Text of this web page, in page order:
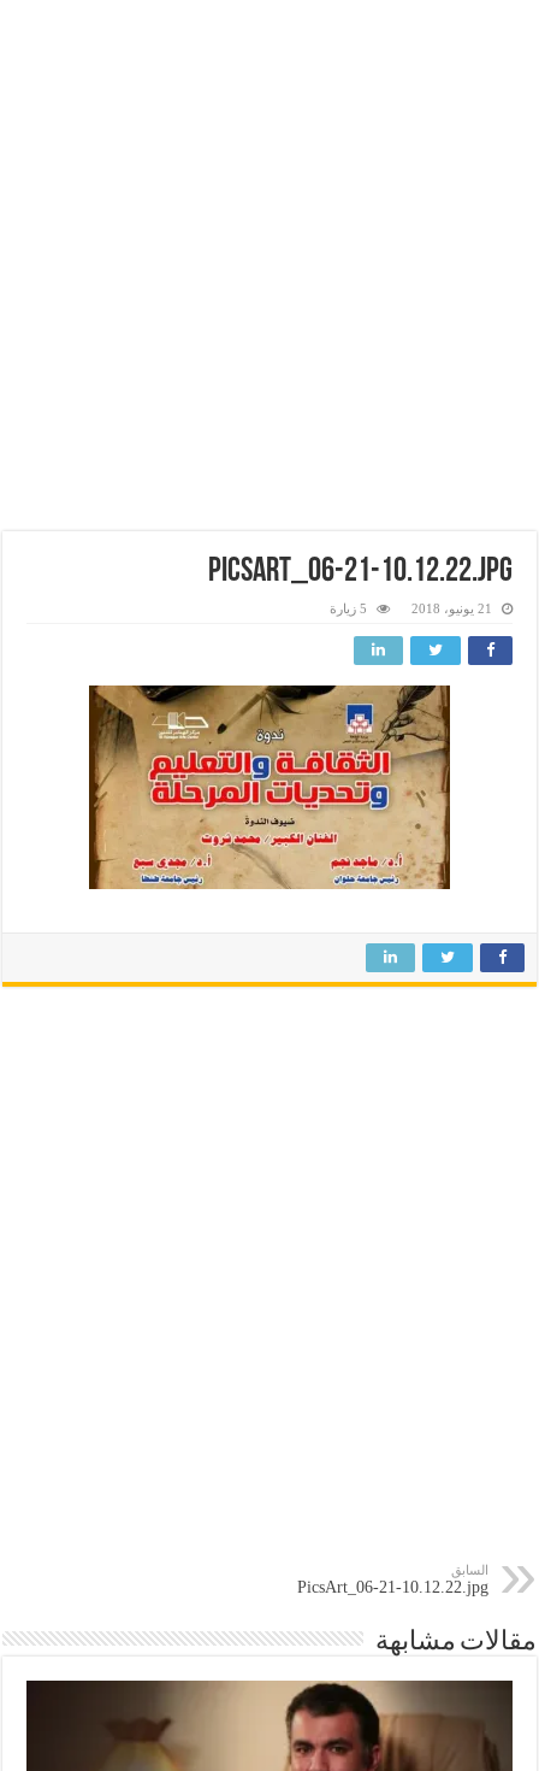
PicsArt_06-21-10.12.22.jpg
21 يونيو، 2018 5 زيارة
السابق
PicsArt_06-21-10.12.22.jpg
مقالات مشابهة